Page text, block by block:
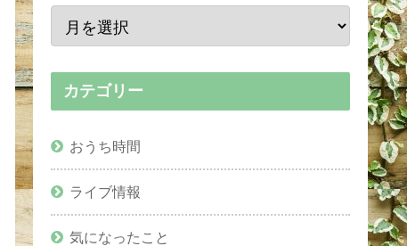
カテゴリー
おうち時間
ライブ情報
気になったこと